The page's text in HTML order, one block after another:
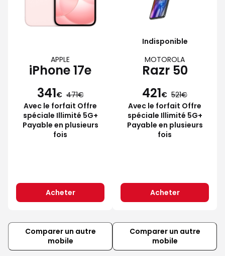
APPLE
iPhone 17e
341€ 471
Avec le forfait Offre
spéciale Illimité 5G+
Payable en plusieurs
fois
Acheter
Indisponible
MOTOROLA
Razr 50
421€ 521
Avec le forfait Offre
spéciale Illimité 5G+
Payable en plusieurs
fois
Acheter
Comparer un autre
mobile
Comparer un autre
mobile